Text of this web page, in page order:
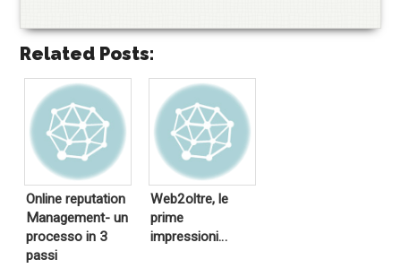
Related Posts:
Online reputation
Management- un
processo in 3
passi
Web2oltre, le
prime
impressioni…